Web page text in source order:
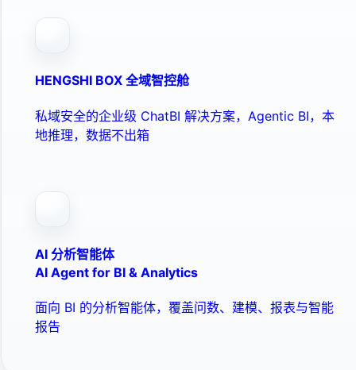
HENGSHI BOX 全域智控舱
私域安全的企业级 ChatBI 解决方案，Agentic BI，本
地推理，数据不出箱
AI 分析智能体
AI Agent for BI & Analytics
面向 BI 的分析智能体，覆盖问数、建模、报表与智能
报告